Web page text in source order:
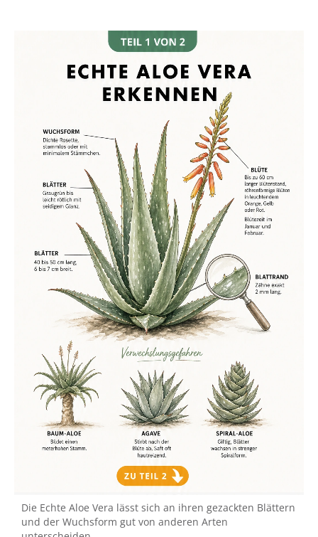
Die Echte Aloe Vera lässt sich an ihren gezackten Blättern
und der Wuchsform gut von anderen Arten